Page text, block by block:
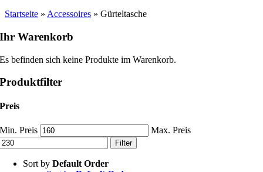
Startseite » Accessoires » Gürteltasche
Ihr Warenkorb
Es befinden sich keine Produkte im Warenkorb.
Produktfilter
Preis
Min. Preis Max. Preis
Filter
Sort byDefault Order